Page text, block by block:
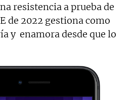
resistencia a prueba de
de 2022 gestiona como
y enamora desde que lo